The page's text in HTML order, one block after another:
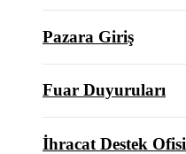
Pazara Giriş
Fuar Duyuruları
İhracat Destek Ofisi